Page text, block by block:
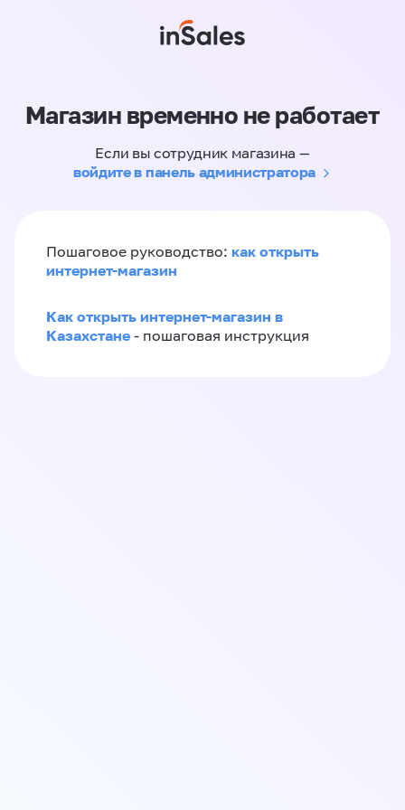
Магазин временно не работает
Если вы сотрудник магазина —
войдите в панель администратора
Пошаговое руководство: как открыть
интернет-магазин
Как открыть интернет-магазин в
Казахстане - пошаговая инструкция